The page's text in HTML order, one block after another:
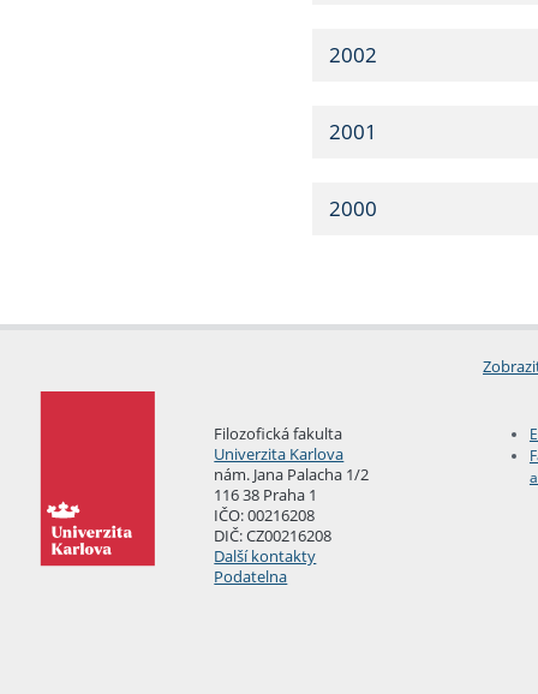
2002
2001
2000
Filozofická fakulta
Univerzita Karlova
nám. Jana Palacha 1/2
116 38 Praha 1
IČO: 00216208
DIČ: CZ00216208
Další kontakty
Podatelna